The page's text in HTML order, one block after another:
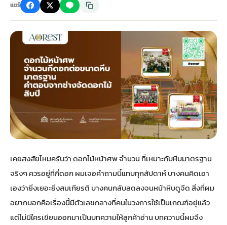
จัดดอกไม้หน้าศพ
ดอกไม้หน้าหีบ
ดอกไม้หน้างานศพ
ดอกไม้หน้าโลง
จัดดอกไม้หน้ารูป
จัดดอกไม้หน้าโลง
ดอกไม้ศพ
สั่งพวงหรีด
ร้านพวงหรีด
ดอกไม้พวงหรีด
พวงหรีดปทุม
พวงหรีดพระราม 2
พวงหรีด ปากคลองตลาด
พวงหรีดราคาถูก
มรุสีขาว
ไม้หน้าเมรุ
กไม้หน้าเมรุ
น้าเมรุ ราคา
มรุ กรุงเทพ
ไม้งานแต่ง ราคาถูก
ไม้งานแต่ง กรุงเทพ
อกไม้งานแต่ง
ดอกไม้งานแต่ง
ไม้งานแต่ง แบบสวยๆ
พวงหรีดพัดลม ราคาถูก
พวงหรีดพัดลม กรุงเทพ
พวงหรีดพัดลม ส่งด่วน
สั่งพวงหรีดพัดลม
ร้านพวงหรีดพัดลม
พวงหรีดพัดลม ปากคลองตลาด
พวงหรีดพัดลม แบบสวยๆ
รับจัดงานศพ ครบวงจร
รับจัดงานศพ กรุงเทพ
แพ็คเกจจัดงานศพ
ค่าใช้จ่ายจัดงานศพ
จัดงานศพ วัด
ขั้นตอนจัดงานศพ
จัดงานศพ ราคาถูก
แชร์
เคยสงสัยไหมครับว่า ดอกไม้หน้าศพ จำนวน ที่เหมาะกับหีบมาตรฐาน
จริงๆ ควรอยู่ที่กี่ดอก ผมเจอคำถามนี้แทบทุกสัปดาห์ บางคนคิดเอา
เองว่ายิ่งเยอะยิ่งสมเกียรติ บางคนกลับลดลงจนหน้าหีบดูจืด สิ่งที่ผม
อยากบอกคือเรื่องนี้มีตัวเลขกลางที่คนในวงการใช้เป็นเกณฑ์อยู่แล้ว
แต่ไม่มีใครเขียนออกมาเป็นบทความให้ลูกค้าอ่าน บทความนี้ผมจึง